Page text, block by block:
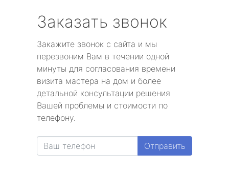
Заказать звонок
Закажите звонок с сайта и мы
перезвоним Вам в течении одной
минуты для согласования времени
визита мастера на дом и более
детальной консультации решения
Вашей проблемы и стоимости по
телефону.
Отправить